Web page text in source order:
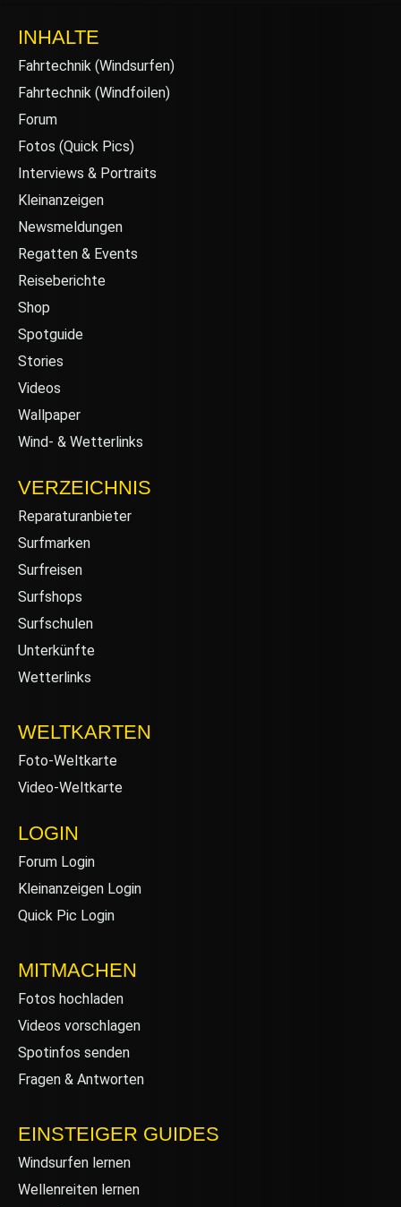
INHALTE
Fahrtechnik (Windsurfen)
Fahrtechnik (Windfoilen)
Forum
Fotos (Quick Pics)
Interviews & Portraits
Kleinanzeigen
Newsmeldungen
Regatten & Events
Reiseberichte
Shop
Spotguide
Stories
Videos
Wallpaper
Wind- & Wetterlinks
VERZEICHNIS
Reparaturanbieter
Surfmarken
Surfreisen
Surfshops
Surfschulen
Unterkünfte
Wetterlinks
WELTKARTEN
Foto-Weltkarte
Video-Weltkarte
LOGIN
Forum Login
Kleinanzeigen Login
Quick Pic Login
MITMACHEN
Fotos hochladen
Videos vorschlagen
Spotinfos senden
Fragen & Antworten
EINSTEIGER GUIDES
Windsurfen lernen
Wellenreiten lernen